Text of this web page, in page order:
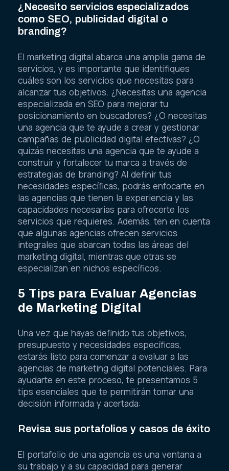
¿Necesito servicios especializados
como SEO, publicidad digital o
branding?
El marketing digital abarca una amplia gama de
servicios, y es importante que identifiques
cuáles son los servicios que necesitas para
alcanzar tus objetivos. ¿Necesitas una agencia
especializada en SEO para mejorar tu
posicionamiento en buscadores? ¿O necesitas
una agencia que te ayude a crear y gestionar
campañas de publicidad digital efectivas? ¿O
quizás necesitas una agencia que te ayude a
construir y fortalecer tu marca a través de
estrategias de branding? Al definir tus
necesidades específicas, podrás enfocarte en
las agencias que tienen la experiencia y las
capacidades necesarias para ofrecerte los
servicios que requieres. Además, ten en cuenta
que algunas agencias ofrecen servicios
integrales que abarcan todas las áreas del
marketing digital, mientras que otras se
especializan en nichos específicos.
5 Tips para Evaluar Agencias
de Marketing Digital
Una vez que hayas definido tus objetivos,
presupuesto y necesidades específicas,
estarás listo para comenzar a evaluar a las
agencias de marketing digital potenciales. Para
ayudarte en este proceso, te presentamos 5
tips esenciales que te permitirán tomar una
decisión informada y acertada:
Revisa sus portafolios y casos de éxito
El portafolio de una agencia es una ventana a
su trabajo y a su capacidad para generar